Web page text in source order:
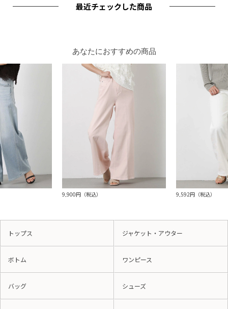
最近チェックした商品
あなたにおすすめの商品
9,900円（税込） 9,592円（税込）
トップス ジャケット・アウター
ボトム ワンピース
バッグ シューズ